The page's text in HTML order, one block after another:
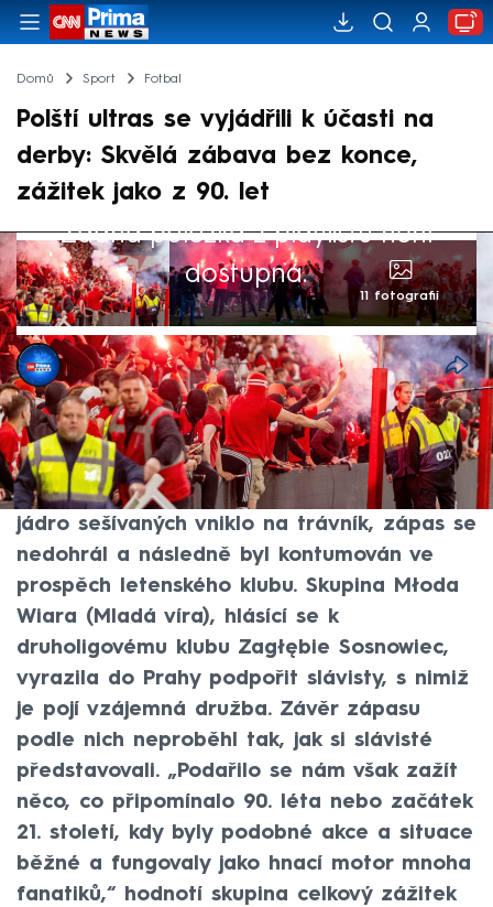
Domů Sport Fotbal
Polští ultras se vyjádřili k účasti na
derby: Skvělá zábava bez konce,
zážitek jako z 90. let
Žádná položka z playlistu není
dostupná.
11 fotografií
CNN Prima NEWS
14. kvě 2026, 14:23
Polští ultras, kteří byli přítomni na sobotním
derby mezi Slavií a Spartou, se vyjádřili k
jeho průběhu. Před koncem utkání tvrdé
jádro sešívaných vniklo na trávník, zápas se
nedohrál a následně byl kontumován ve
prospěch letenského klubu. Skupina Młoda
Wiara (Mladá víra), hlásící se k
druholigovému klubu Zagłębie Sosnowiec,
vyrazila do Prahy podpořit slávisty, s nimiž
je pojí vzájemná družba. Závěr zápasu
podle nich neproběhl tak, jak si slávisté
představovali. „Podařilo se nám však zažít
něco, co připomínalo 90. léta nebo začátek
21. století, kdy byly podobné akce a situace
běžné a fungovaly jako hnací motor mnoha
fanatiků,“ hodnotí skupina celkový zážitek